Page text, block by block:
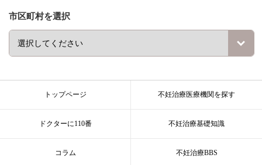
市区町村を選択
トップページ 不妊治療医療機関を探す
ドクターに110番 不妊治療基礎知識
コラム 不妊治療BBS